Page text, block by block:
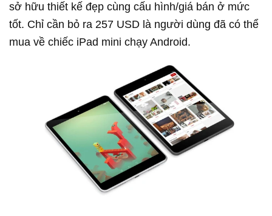
sở hữu thiết kế đẹp cùng cấu hình/giá bán ở mức
tốt. Chỉ cần bỏ ra 257 USD là người dùng đã có thể
mua về chiếc iPad mini chạy Android.